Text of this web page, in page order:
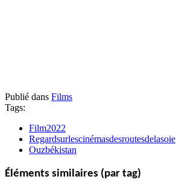
Publié dans Films
Tags:
Film2022
Regardsurlescinémasdesroutesdelasoie
Ouzbékistan
Éléments similaires (par tag)